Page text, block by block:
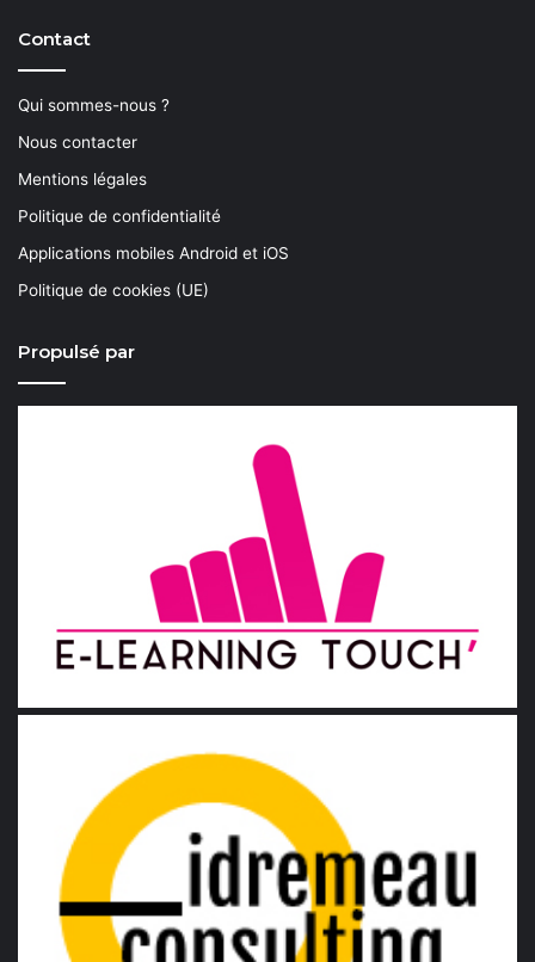
Contact
Qui sommes-nous ?
Nous contacter
Mentions légales
Politique de confidentialité
Applications mobiles Android et iOS
Politique de cookies (UE)
Propulsé par